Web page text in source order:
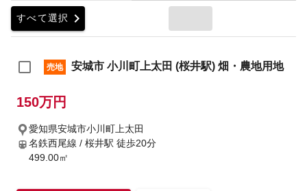
すべて選択 chevron_right
売地 安城市 小川町上太田 (桜井駅) 畑・農地用地
150万円
愛知県安城市小川町上太田
名鉄西尾線 / 桜井駅 徒歩20分
499.00㎡